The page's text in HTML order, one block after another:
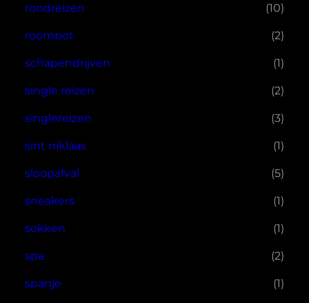
rondreizen (10)
roompot (2)
schapendrijven (1)
single reizen (2)
singlereizen (3)
sint niklaas (1)
sloopafval (5)
sneakers (1)
sokken (1)
spa (2)
spanje (1)